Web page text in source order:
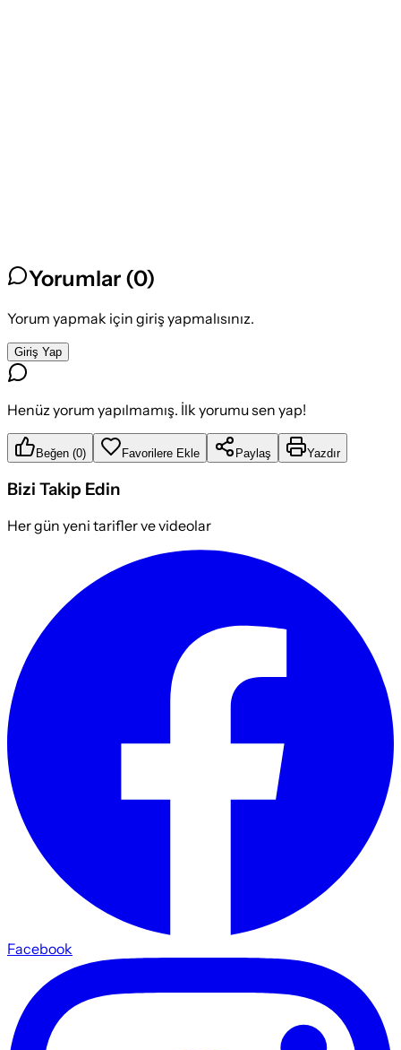
Yorumlar (0)
Yorum yapmak için giriş yapmalısınız.
Giriş Yap
Henüz yorum yapılmamış. İlk yorumu sen yap!
Beğen (0) Favorilere Ekle Paylaş Yazdır
Bizi Takip Edin
Her gün yeni tarifler ve videolar
Facebook